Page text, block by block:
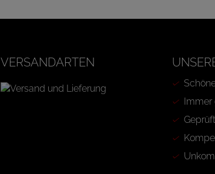
VERSANDARTEN
Immer